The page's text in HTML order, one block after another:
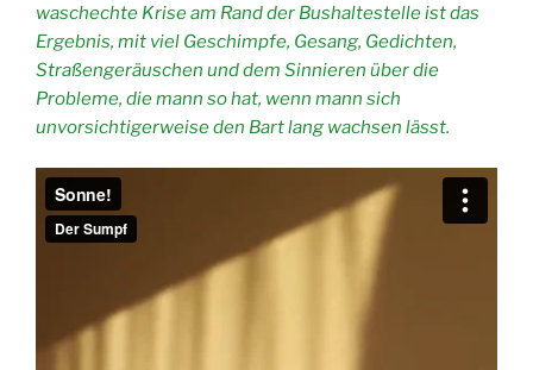
waschechte Krise am Rand der Bushaltestelle ist das
Ergebnis, mit viel Geschimpfe, Gesang, Gedichten,
Straßengeräuschen und dem Sinnieren über die
Probleme, die mann so hat, wenn mann sich
unvorsichtigerweise den Bart lang wachsen lässt.